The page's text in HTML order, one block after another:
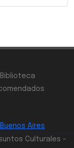
Biblioteca
Culturales -